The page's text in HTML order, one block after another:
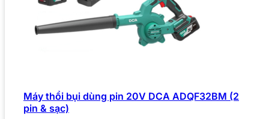
Máy thổi bụi dùng pin 20V DCA ADQF32BM (2
pin & sạc)